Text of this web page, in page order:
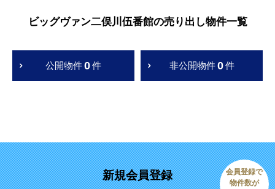
ビッグヴァン二俣川伍番館の売り出し物件一覧
公開物件0件 非公開物件 0 件
新規会員登録
会員登録で
物件数が